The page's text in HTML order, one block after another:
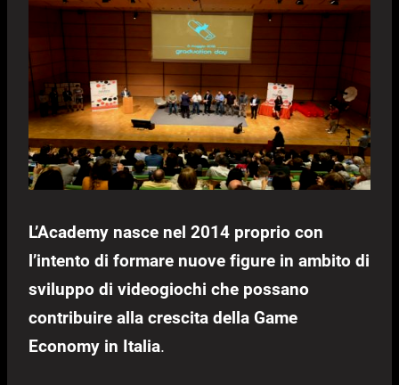
L’Academy nasce nel 2014 proprio con
l’intento di formare nuove figure in ambito di
sviluppo di videogiochi che possano
contribuire alla crescita della Game
Economy in Italia.